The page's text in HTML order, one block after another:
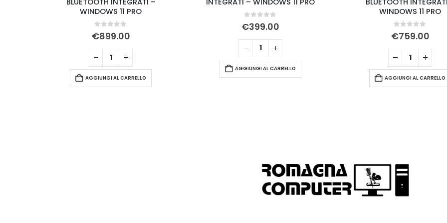
BLUETOOTH INTEGRATI –
WINDOWS 11 PRO
Su 5
€899.00
AGGIUNGI AL CARRELLO
INTEGRATI – WINDOWS 11 PRO
Su 5
€399.00
AGGIUNGI AL CARRELLO
BLUETOOTH
WINDOWS 11 PRO
Su 5
€759.00
AGGIUNGI AL CARRELLO